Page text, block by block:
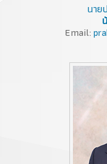
นาย
Email: